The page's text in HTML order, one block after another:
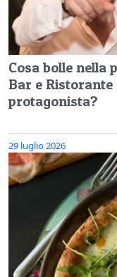
Cosa bolle nella
Bar e
protagonista?
29 luglio 2026